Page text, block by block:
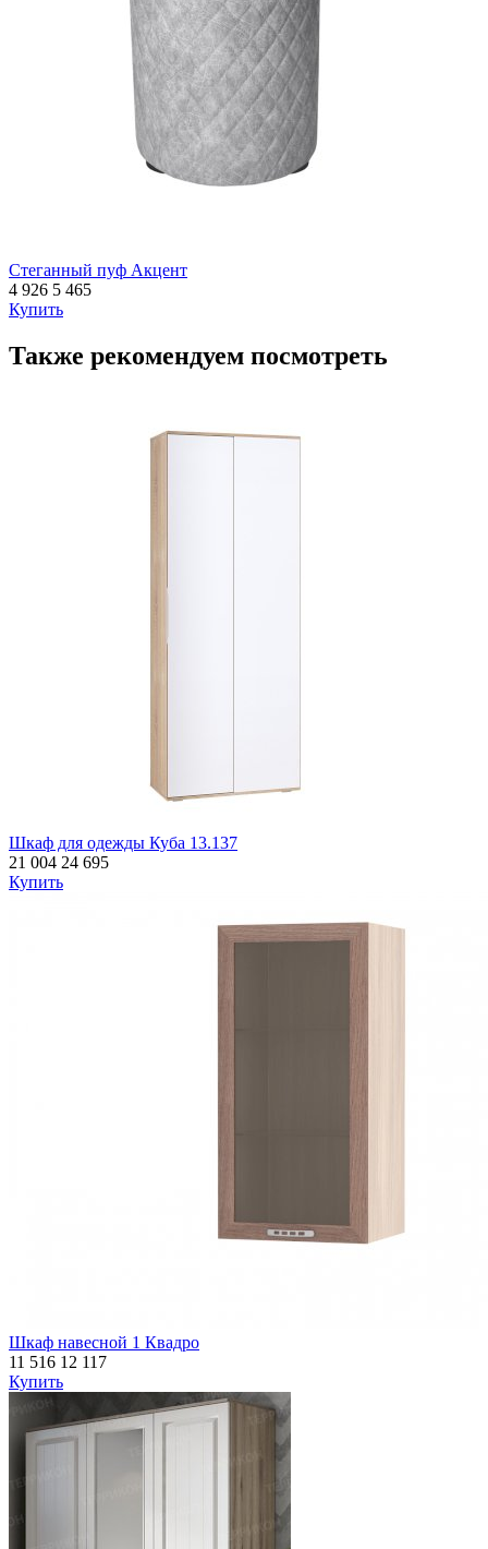
Стеганный пуф Акцент
4 926 5 465
Купить
Также рекомендуем посмотреть
Шкаф для одежды Куба 13.137
21 004 24 695
Купить
Шкаф навесной 1 Квадро
11 516 12 117
Купить